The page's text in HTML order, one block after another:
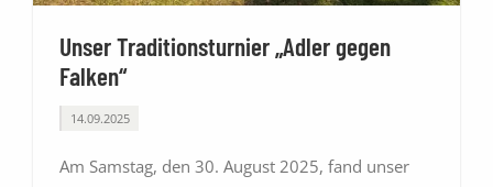
Unser Traditionsturnier „Adler gegen
Falken“
14.09.2025
Am Samstag, den 30. August 2025, fand unser